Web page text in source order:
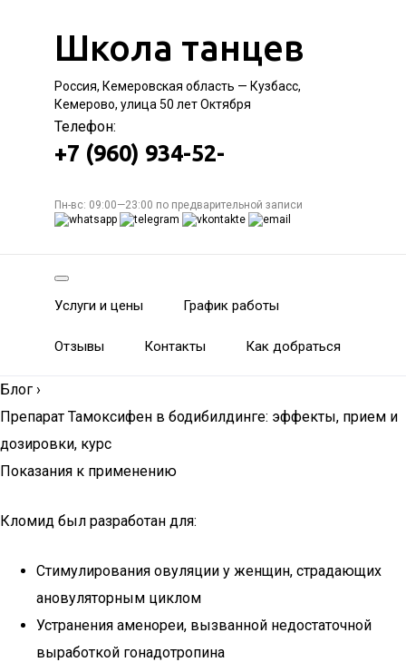
Школа танцев
Россия, Кемеровская область — Кузбасс,
Кемерово, улица 50 лет Октября
Телефон:
+7 (960) 934-52-
Пн-вс: 09:00—23:00 по предварительной записи
Услуги и цены График работы
Отзывы Контакты Как добраться
Блог ›
Препарат Тамоксифен в бодибилдинге: эффекты, прием и
дозировки, курс
Показания к применению
Кломид был разработан для:
Стимулирования овуляции у женщин, страдающих
ановуляторным циклом
Устранения аменореи, вызванной недостаточной
выработкой гонадотропина